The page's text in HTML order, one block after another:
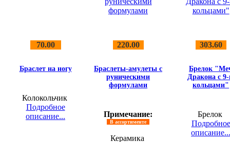
70.00
Браслет на ногу
Колокольчик
Подробное
описание...
220.00
Браслеты-амулеты с
руническими
формулами
Примечание:
В ассортименте
Керамика
303.60
Брелок
Дракона с
кольцами"
Брелок
Подробное